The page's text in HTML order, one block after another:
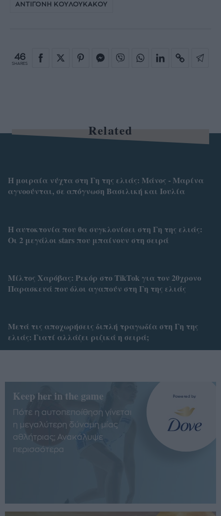
ΑΝΤΙΓΟΝΗ ΚΟΥΛΟΥΚΑΚΟΥ
46
SHARES
Related
Η μοιραία νύχτα στη Γη της ελιάς: Μάνος - Μαρίνα
αγνοούνται, σε απόγνωση Βασιλική και Ιουλία
H αυτοκτονία που θα συγκλονίσει στη Γη της ελιάς:
Οι 2 μεγάλοι stars που μπαίνουν στη σειρά
Μίλτος Χαρόβας: Ρεκόρ στο TikTok για τον 20χρονο
Παρασκευά που όλοι αγαπούν στη Γη της ελιάς
Μετά τις αποχωρήσεις διπλή τραγωδία στη Γη της
ελιάς: Γιατί αλλάζει ριζικά η σειρά;
Keep her in the game
Πότε η αυτοπεποίθηση γίνεται
η μεγαλύτερη δύναμη μίας
αθλήτριας; Ανακάλυψε
περισσότερα